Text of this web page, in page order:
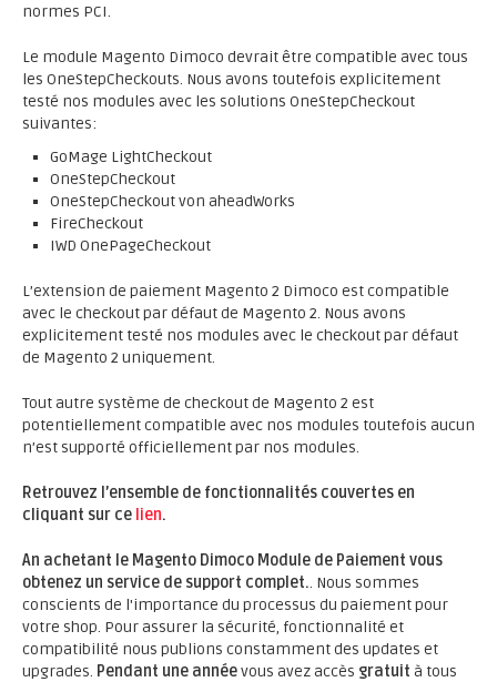
normes PCI.
Le module Magento Dimoco devrait être compatible avec tous
les OneStepCheckouts. Nous avons toutefois explicitement
testé nos modules avec les solutions OneStepCheckout
suivantes:
GoMage LightCheckout
OneStepCheckout
OneStepCheckout von aheadWorks
FireCheckout
IWD OnePageCheckout
L’extension de paiement Magento 2 Dimoco est compatible
avec le checkout par défaut de Magento 2. Nous avons
explicitement testé nos modules avec le checkout par défaut
de Magento 2 uniquement.
Tout autre système de checkout de Magento 2 est
potentiellement compatible avec nos modules toutefois aucun
n’est supporté officiellement par nos modules.
Retrouvez l’ensemble de fonctionnalités couvertes en
cliquant sur ce lien.
An achetant le Magento Dimoco Module de Paiement vous
obtenez un service de support complet.. Nous sommes
conscients de l'importance du processus du paiement pour
votre shop. Pour assurer la sécurité, fonctionnalité et
compatibilité nous publions constamment des updates et
upgrades. Pendant une annéevous avez accès gratuit à tous